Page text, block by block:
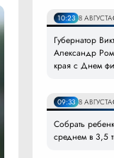
10:23 8 АВГУСТА
Губернатор
Александр
края с Днем
09:33 8 АВГУСТА
Собрать
среднем в 3,5